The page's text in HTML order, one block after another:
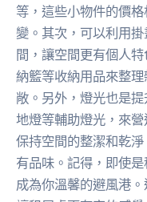
等，這些小物件的價
變。其次，可以利用
間，讓空間更有個人
納籃等收納用品來整
敞。另外，燈光也是
地燈等輔助燈光，來
保持空間的整潔和乾
有品味。記得，即使
成為你溫馨的避風港